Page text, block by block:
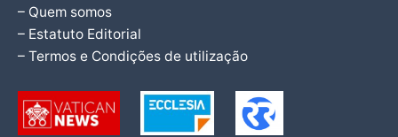
– Quem somos
– Estatuto Editorial
– Termos e Condições de utilização